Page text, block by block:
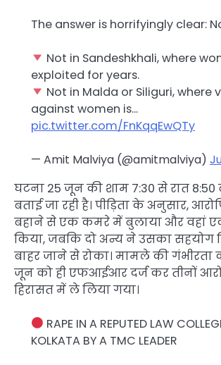
The answer is horrifyingly clear:
Not in Sandeshkhali, where
exploited for years.
Not in Malda or Siliguri, where
against women is…
pic.twitter.com/FnKqqEwQTy
— Amit Malviya (@amitmalviya)
घटना 25 जून की शाम 7:30 से रात
बताई जा रही है। पीड़िता के अनुसार,
बहाने से एक कमरे में बुलाया और वहां
किया, जबकि दो अन्य ने उसका सहयोग
बाहर जाने से रोका। मामले की गंभीरता
जून को ही एफआईआर दर्ज कर तीनों
हिरासत में ले लिया गया।
RAPE IN A REPUTED LAW
KOLKATA BY A TMC LEADER